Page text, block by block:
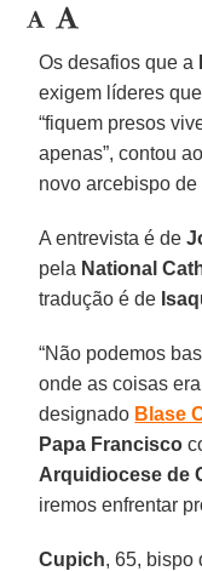
Os desafios que a
exigem líderes
“fiquem presos
apenas”, contou ao
novo arcebispo de
A entrevista é de
pela National
tradução é de
“Não podemos
onde as coisas
designado Blase
Papa Francisco
Arquidiocese de
iremos enfrentar
Cupich, 65, bispo